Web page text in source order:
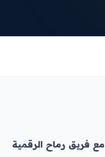
فريق رماح الرقمية